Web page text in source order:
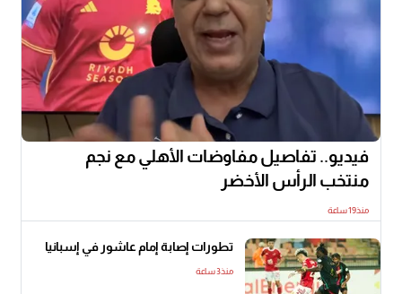
فيديو.. تفاصيل مفاوضات الأهلي مع نجم
منتخب الرأس الأخضر
منذ19 ساعة
تطورات إصابة إمام عاشور في إسبانيا
منذ3 ساعة